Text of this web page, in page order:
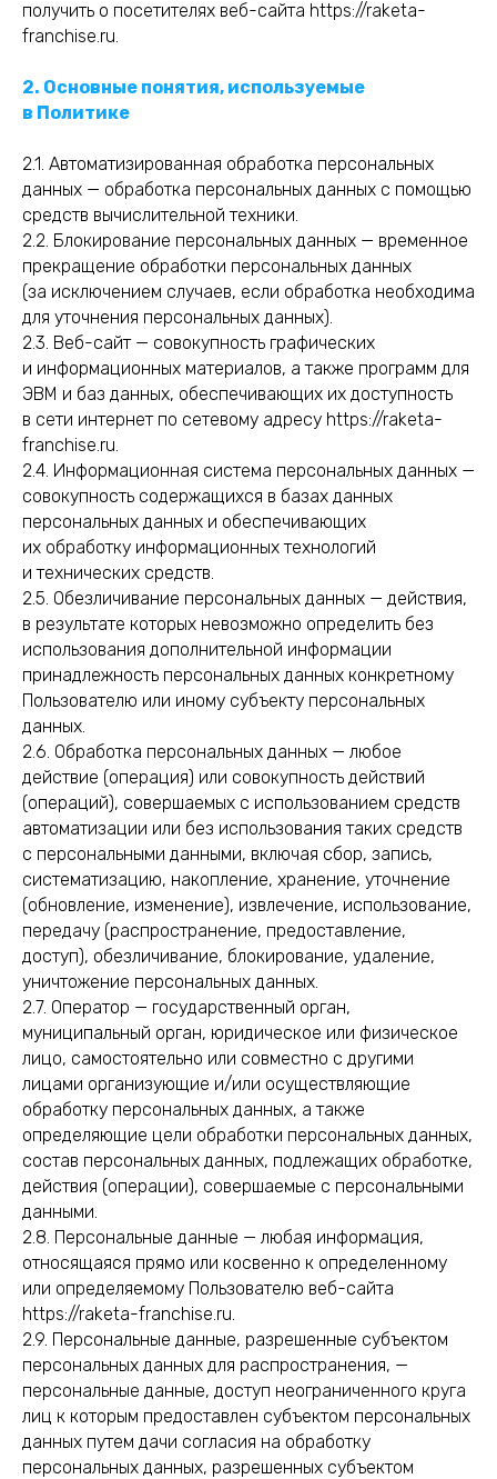
получить о посетителях веб-сайта https://raketa-
franchise.ru.
2. Основные понятия, используемые
в Политике
2.1. Автоматизированная обработка персональных
данных — обработка персональных данных с помощью
средств вычислительной техники.
2.2. Блокирование персональных данных — временное
прекращение обработки персональных данных
(за исключением случаев, если обработка необходима
для уточнения персональных данных).
2.3. Веб-сайт — совокупность графических
и информационных материалов, а также программ для
ЭВМ и баз данных, обеспечивающих их доступность
в сети интернет по сетевому адресу https://raketa-
franchise.ru.
2.4. Информационная система персональных данных —
совокупность содержащихся в базах данных
персональных данных и обеспечивающих
их обработку информационных технологий
и технических средств.
2.5. Обезличивание персональных данных — действия,
в результате которых невозможно определить без
использования дополнительной информации
принадлежность персональных данных конкретному
Пользователю или иному субъекту персональных
данных.
2.6. Обработка персональных данных — любое
действие (операция) или совокупность действий
(операций), совершаемых с использованием средств
автоматизации или без использования таких средств
с персональными данными, включая сбор, запись,
систематизацию, накопление, хранение, уточнение
(обновление, изменение), извлечение, использование,
передачу (распространение, предоставление,
доступ), обезличивание, блокирование, удаление,
уничтожение персональных данных.
2.7. Оператор — государственный орган,
муниципальный орган, юридическое или физическое
лицо, самостоятельно или совместно с другими
лицами организующие и/или осуществляющие
обработку персональных данных, а также
определяющие цели обработки персональных данных,
состав персональных данных, подлежащих обработке,
действия (операции), совершаемые с персональными
данными.
2.8. Персональные данные — любая информация,
относящаяся прямо или косвенно к определенному
или определяемому Пользователю веб-сайта
https://raketa-franchise.ru.
2.9. Персональные данные, разрешенные субъектом
персональных данных для распространения, —
персональные данные, доступ неограниченного круга
лиц к которым предоставлен субъектом персональных
данных путем дачи согласия на обработку
персональных данных, разрешенных субъектом